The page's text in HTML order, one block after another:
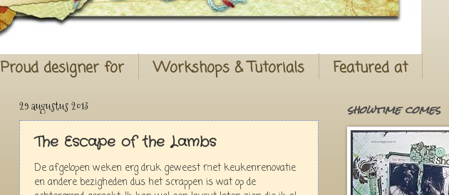
Proud designer for Workshops & Tutorials Featured at
29 augustus 2013
The Escape of the Lambs
De afgelopen weken erg druk geweest met keukenrenovatie
en andere bezigheden dus het scrappen is wat op de
showtime comes